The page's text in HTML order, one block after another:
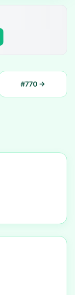
#770 →